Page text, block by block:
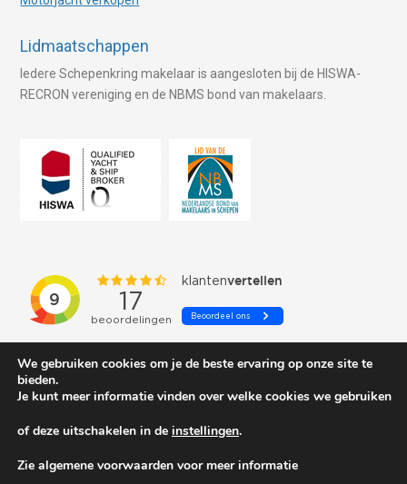
Lidmaatschappen
Iedere Schepenkring makelaar is aangesloten bij de HISWA-
RECRON vereniging en de NBMS bond van makelaars.
We gebruiken cookies om je de beste ervaring op onze site te
bieden.
Je kunt meer informatie vinden over welke cookies we gebruiken
of deze uitschakelen in de instellingen.
Zie algemene voorwaarden voor meer informatie